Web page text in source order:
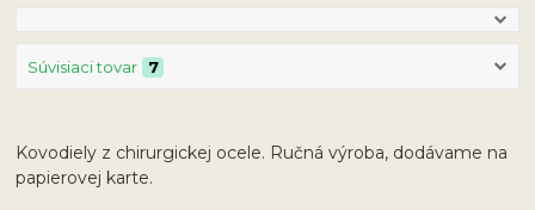
Súvisiaci tovar 7
Kovodiely z chirurgickej ocele. Ručná výroba, dodávame na
papierovej karte.